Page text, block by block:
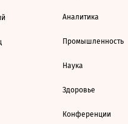
Аналитика
Промышленность
Наука
Здоровье
Конференции